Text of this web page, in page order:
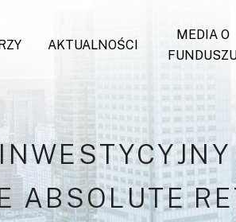
AKTUALNOŚCI
MEDIA O
I NWESTYCYJNY
ABSOLUTE RE